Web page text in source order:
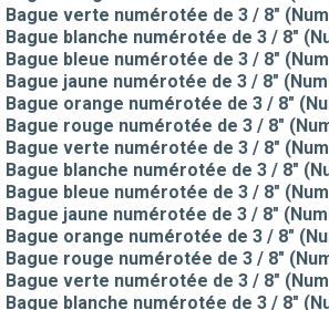
Bague verte numérotée de 3 / 8"
Bague blanche numérotée de 3 / 8"
Bague bleue numérotée de 3 / 8"
Bague jaune numérotée de 3 / 8"
Bague orange numérotée de 3 / 8"
Bague rouge numérotée de 3 / 8"
Bague verte numérotée de 3 / 8"
Bague blanche numérotée de 3 / 8"
Bague bleue numérotée de 3 / 8"
Bague jaune numérotée de 3 / 8"
Bague orange numérotée de 3 / 8"
Bague rouge numérotée de 3 / 8"
Bague verte numérotée de 3 / 8"
Bague blanche numérotée de 3 / 8"